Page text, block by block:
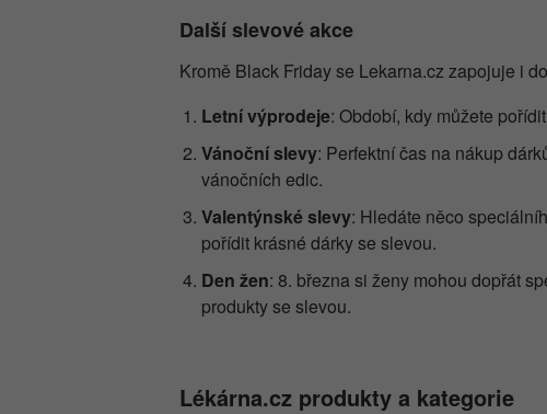
Další slevové akce
Kromě Black Friday se Lekarna.cz zapojuje i
Letní výprodeje: Období, kdy můžete
Vánoční slevy: Perfektní čas na nákup
vánočních edic.
Valentýnské slevy: Hledáte něco
pořídit krásné dárky se slevou.
Den žen: 8. března si ženy mohou dopřát
produkty se slevou.
Lékárna.cz produkty a kategorie